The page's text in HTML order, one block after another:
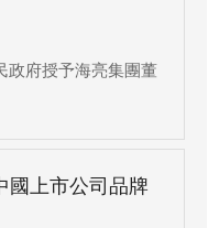
政府授予海亮集團董
國上市公司品牌